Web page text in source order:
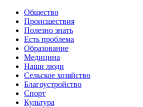
Общество
Происшествия
Полезно знать
Есть проблема
Образование
Медицина
Наши люди
Сельское хозяйство
Благоустройство
Спорт
Культура